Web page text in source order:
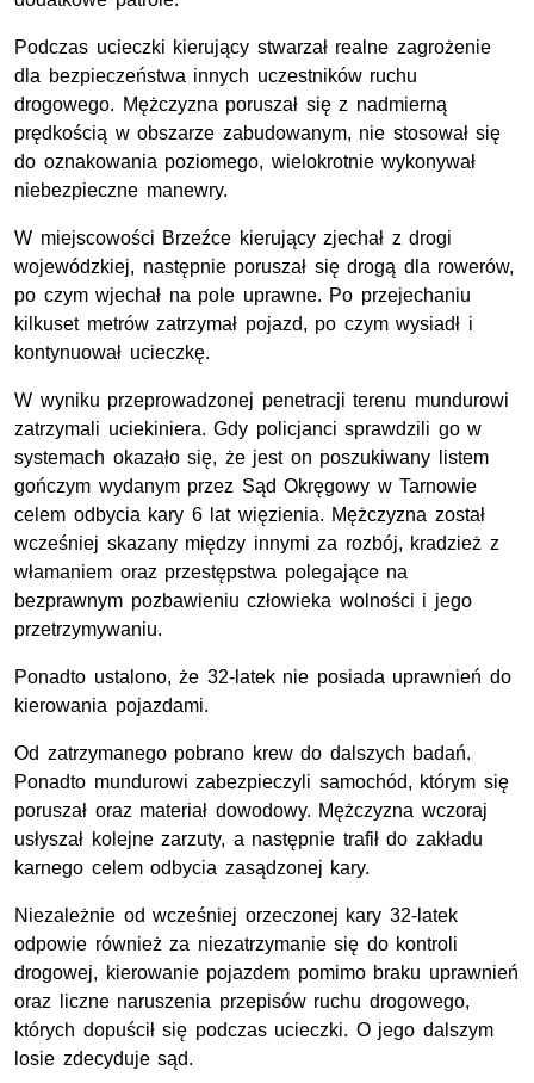
Podczas ucieczki kierujący stwarzał realne zagrożenie
dla bezpieczeństwa innych uczestników ruchu
drogowego. Mężczyzna poruszał się z nadmierną
prędkością w obszarze zabudowanym, nie stosował się
do oznakowania poziomego, wielokrotnie wykonywał
niebezpieczne manewry.
W miejscowości Brzeźce kierujący zjechał z drogi
wojewódzkiej, następnie poruszał się drogą dla rowerów,
po czym wjechał na pole uprawne. Po przejechaniu
kilkuset metrów zatrzymał pojazd, po czym wysiadł i
kontynuował ucieczkę.
W wyniku przeprowadzonej penetracji terenu mundurowi
zatrzymali uciekiniera. Gdy policjanci sprawdzili go w
systemach okazało się, że jest on poszukiwany listem
gończym wydanym przez Sąd Okręgowy w Tarnowie
celem odbycia kary 6 lat więzienia. Mężczyzna został
wcześniej skazany między innymi za rozbój, kradzież z
włamaniem oraz przestępstwa polegające na
bezprawnym pozbawieniu człowieka wolności i jego
przetrzymywaniu.
Ponadto ustalono, że 32-latek nie posiada uprawnień do
kierowania pojazdami.
Od zatrzymanego pobrano krew do dalszych badań.
Ponadto mundurowi zabezpieczyli samochód, którym się
poruszał oraz materiał dowodowy. Mężczyzna wczoraj
usłyszał kolejne zarzuty, a następnie trafił do zakładu
karnego celem odbycia zasądzonej kary.
Niezależnie od wcześniej orzeczonej kary 32-latek
odpowie również za niezatrzymanie się do kontroli
drogowej, kierowanie pojazdem pomimo braku uprawnień
oraz liczne naruszenia przepisów ruchu drogowego,
których dopuścił się podczas ucieczki. O jego dalszym
losie zdecyduje sąd.